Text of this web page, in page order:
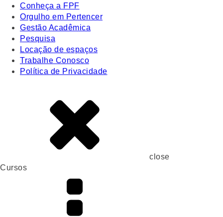
Conheça a FPF
Orgulho em Pertencer
Gestão Acadêmica
Pesquisa
Locação de espaços
Trabalhe Conosco
Política de Privacidade
close
Cursos